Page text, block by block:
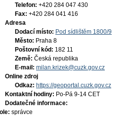
Telefon: +420 284 047 430
Fax: +420 284 041 416
Adresa
Dodací místo: Pod sídlištěm 1800/9
Město: Praha 8
Poštovní kód: 182 11
Země: Česká republika
E-mail: milan.krizek@cuzk.gov.cz
Online zdroj
Odkaz: https://geoportal.cuzk.gov.cz
Kontaktní hodiny: Po-Pá 9-14 CET
Dodatečné informace:
správce